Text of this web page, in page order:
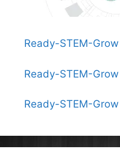
Ready-STEM-
Ready-STEM-
Ready-STEM-